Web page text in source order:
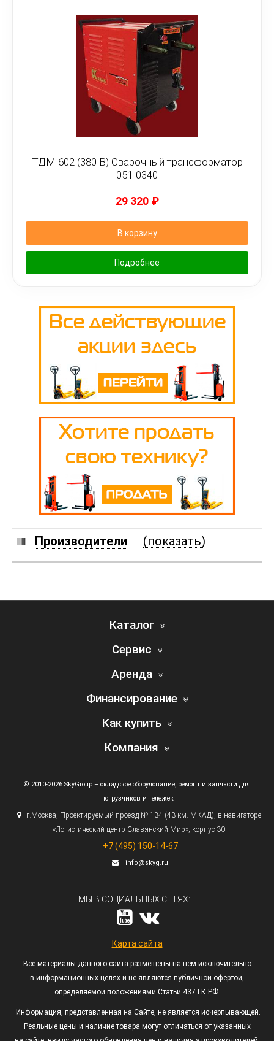
ТДМ 602 (380 В) Сварочный трансформатор
051-0340
29 320 ₽
В корзину
Подробнее
Производители (показать)
Каталог
Сервис
Аренда
Финансирование
Как купить
Компания
© 2010-2026 SkyGroup – складское оборудование, ремонт и запчасти для
погрузчиков и тележек
г.Москва, Проектируемый проезд № 134 (43км. МКАД), в навигаторе
«Логистический центр Славянский Мир», корпус 30
+7 (495) 150-14-67
info@skyg.ru
МЫ В СОЦИАЛЬНЫХ СЕТЯХ:
Карта сайта
Все материалы данного сайта размещены на нем исключительно
в информационных целях и не являются публичной офертой,
определяемой положениями Статьи 437 ГК РФ.
Информация, представленная на Сайте, не является исчерпывающей.
Реальные цены и наличие товара могут отличаться от указанных